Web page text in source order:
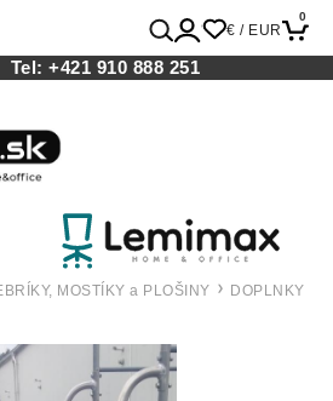
€ / EUR
0
Tel:+421 910 888 251
MOSTÍKY a PLOŠINY DOPLNKY